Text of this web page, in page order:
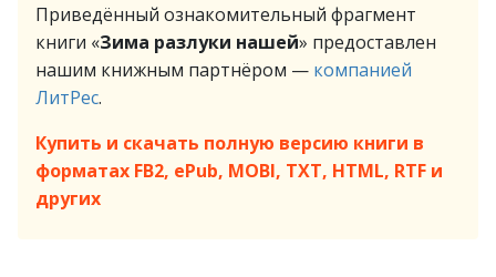
Приведённый ознакомительный фрагмент
книги «Зима разлуки нашей» предоставлен
нашим книжным партнёром — компанией
ЛитРес.
Купить и скачать полную версию книги в
форматах FB2, ePub, MOBI, TXT, HTML, RTF и
других